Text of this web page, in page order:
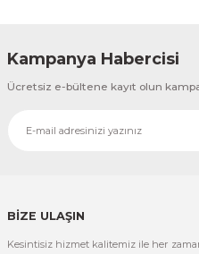
Kampanya Habercisi
Ücretsiz e-bültene kayıt olun
BİZE ULAŞIN
Kesintisiz hizmet kalitemiz ile her